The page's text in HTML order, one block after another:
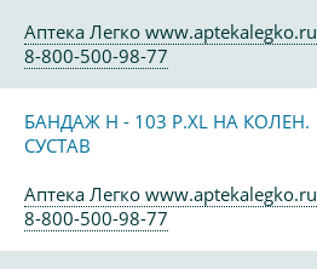
Аптека Легко www.aptekalegko.ru
8-800-500-98-77
БАНДАЖ Н - 103 Р.XL НА КОЛЕН.
СУСТАВ
Аптека Легко www.aptekalegko.ru
8-800-500-98-77